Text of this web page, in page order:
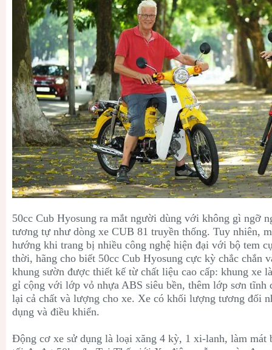
50cc Cub Hyosung ra mắt người dùng với không gì ngỡ
tương tự như dòng xe CUB 81 truyền thống. Tuy nhiên,
hướng khi trang bị nhiều công nghệ hiện đại với bộ tem
thời, hãng cho biết 50cc Cub Hyosung cực kỳ chắc chắn
khung sườn được thiết kế từ chất liệu cao cấp: khung xe
gỉ cộng với lớp vỏ nhựa ABS siêu bền, thêm lớp sơn tĩnh
lại cả chất và lượng cho xe. Xe có khối lượng tương đối
dụng và điều khiển.
Động cơ xe sử dụng là loại xăng 4 kỳ, 1 xi-lanh, làm mát